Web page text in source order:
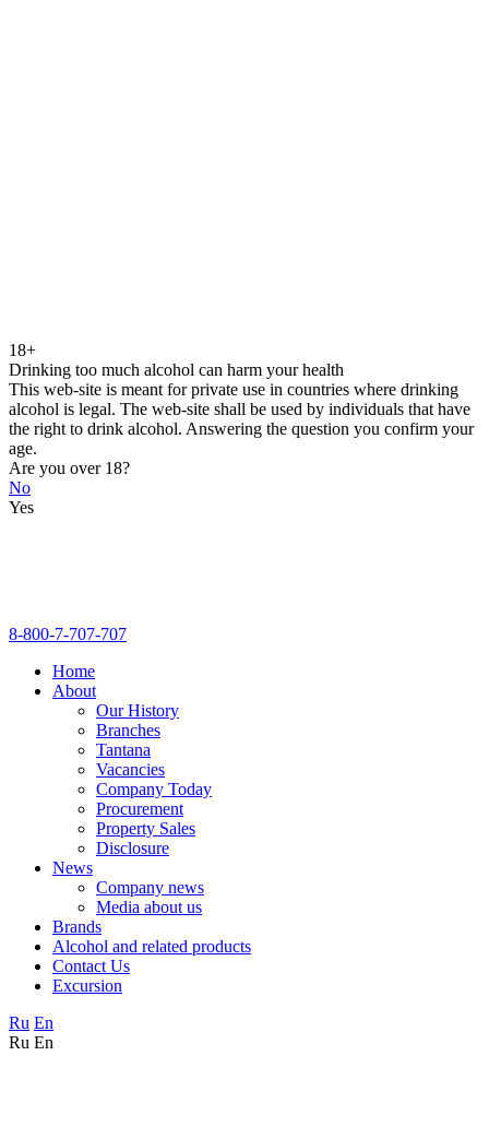
18+
Drinking too much alcohol can harm your health
This web-site is meant for private use in countries where drinking
alcohol is legal. The web-site shall be used by individuals that have
the right to drink alcohol. Answering the question you confirm your
age.
Are you over 18?
No
Yes
8-800-7-707-707
Home
About
Our History
Branches
Tantana
Vacancies
Company Today
Procurement
Property Sales
Disclosure
News
Company news
Media about us
Brands
Alcohol and related products
Contact Us
Excursion
Ru En
Ru En